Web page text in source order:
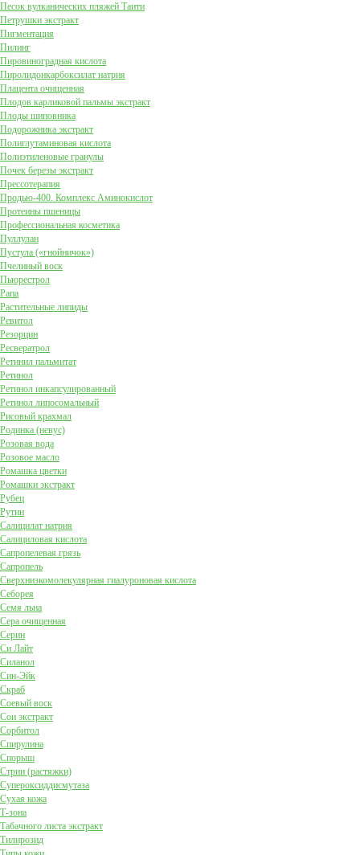
Песок вулканических пляжей Таити
Петрушки экстракт
Пигментация
Пилинг
Пировиноградная кислота
Пиролидонкарбоксилат натрия
Плацента очищенная
Плодов карликовой пальмы экстракт
Плоды шиповника
Подорожника экстракт
Полиглутаминовая кислота
Полиэтиленовые гранулы
Почек березы экстракт
Прессотерапия
Продью-400. Комплекс Аминокислот
Протеины пшеницы
Профессиональная косметика
Пуллулан
Пустула («гнойничок»)
Пчелиный воск
Пьюрестрол
Рапа
Растительные липиды
Ревитол
Резорцин
Ресвератрол
Ретинил пальмитат
Ретинол
Ретинол инкапсулированный
Ретинол липосомальный
Рисовый крахмал
Родинка (невус)
Розовая вода
Розовое масло
Ромашка цветки
Ромашки экстракт
Рубец
Рутин
Салицилат натрия
Салициловая кислота
Сапропелевая грязь
Сапропель
Сверхнизкомолекулярная гиалуроновая кислота
Себорея
Семя льна
Сера очищенная
Серин
Си Лайт
Силанол
Син-Эйк
Скраб
Соевый воск
Сои экстракт
Сорбитол
Спирулина
Спорыш
Стрии (растяжки)
Супероксиддисмутаза
Сухая кожа
Т-зона
Табачного листа экстракт
Тилирозид